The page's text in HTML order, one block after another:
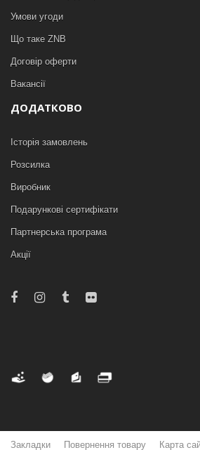
Умови угоди
Що таке ZNB
Договір оферти
Вакансії
ДОДАТКОВО
Історія замовлень
Розсилка
Виробник
Подарункові сертифікати
Партнерська програма
Акції
Закладки Повернення товару Карта